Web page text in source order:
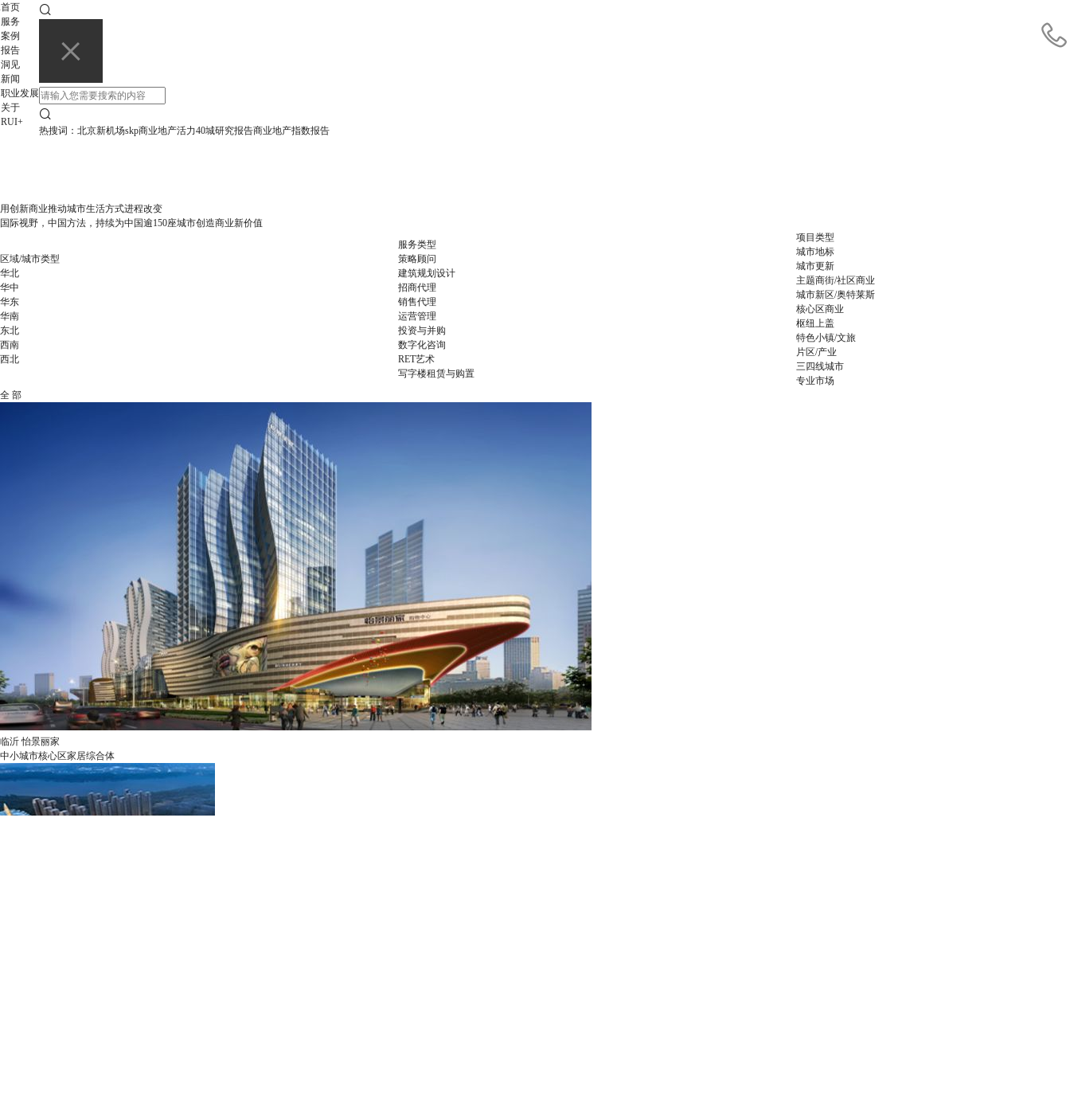
首页
服务
案例
报告
洞见
新闻
职业发展
关于
RUI+
热搜词： 北京新机场skp商业地产活力40城研究报告商业地产指数报告
用创新商业推动城市生活方式进程改变
国际视野，中国方法，持续为中国逾150座城市创造商业新价值
区域/城市类型
华北
华中
华东
华南
东北
西南
西北
服务类型
策略顾问
建筑规划设计
招商代理
销售代理
运营管理
投资与并购
数字化咨询
RET艺术
写字楼租赁与购置
项目类型
城市地标
城市更新
主题商街/社区商业
城市新区/奥特莱斯
核心区商业
枢纽上盖
特色小镇/文旅
片区/产业
三四线城市
专业市场
全 部
临沂 怡景丽家
中小城市核心区家居综合体